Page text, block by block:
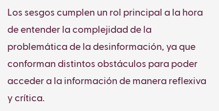
Los sesgos cumplen un rol principal a la hora
de entender la complejidad de la
problemática de la desinformación, ya que
conforman distintos obstáculos para poder
acceder a la información de manera reflexiva
y crítica.